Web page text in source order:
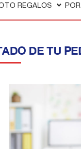
REGALOS
DE TU